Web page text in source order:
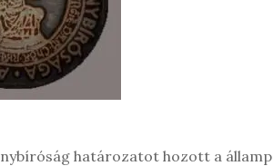
határozatot hozott a